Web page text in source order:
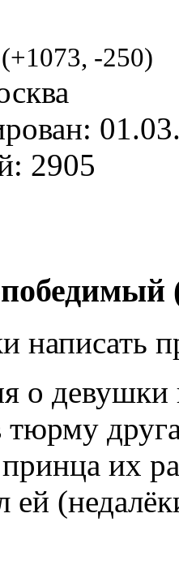
+1073, -250)
2905
написать
о
их
ей